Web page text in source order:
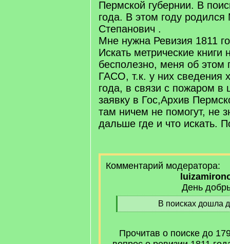
Пермской губернии. В
года. В этом году
Степанович .
Мне нужна Ревизия 1811
Искать метрические книги
бесполезно, меня об этом
ГАСО, т.к. у них сведения
года, в связи с пожаром в
заявку в Гос,Архив
там ничем не помогут, не
дальше где и что искать.
Комментарий модератора:
День
q
В поисках дошла
[
q
]
Прочитав о поиске до